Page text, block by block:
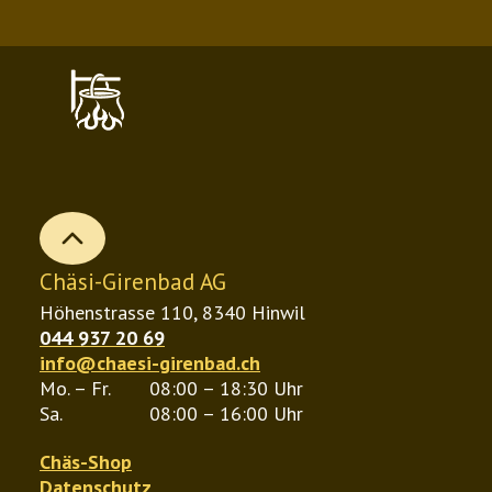
Varianten
gewählt
werden
b
Chäsi-Girenbad AG
Höhenstrasse 110, 8340 Hinwil
044 937 20 69
info@chaesi-girenbad.ch
Mo. – Fr.
08:00 – 18:30 Uhr
Sa.
08:00 – 16:00 Uhr
Chäs-Shop